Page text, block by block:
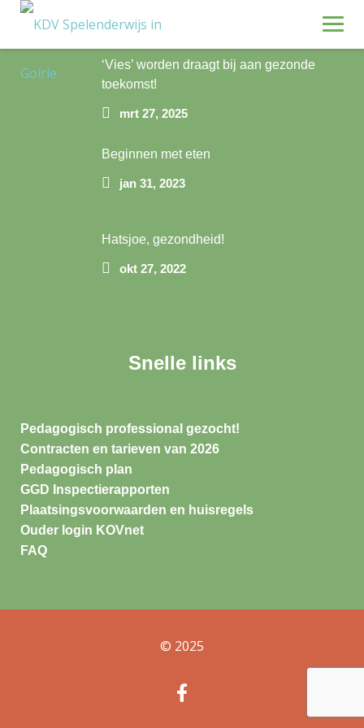
Skip
content
Morning Tea
‘Vies’ worden draagt bij aan gezonde
toekomst!
mrt 27, 2025
Beginnen met eten
jan 31, 2023
Hatsjoe, gezondheid!
okt 27, 2022
Snelle links
Pedagogisch professional gezocht!
Contracten en tarieven van 2026
Pedagogisch plan
GGD Inspectierapporten
Plaatsingsvoorwaarden en huisregels
Ouder login KOVnet
FAQ
© 2025